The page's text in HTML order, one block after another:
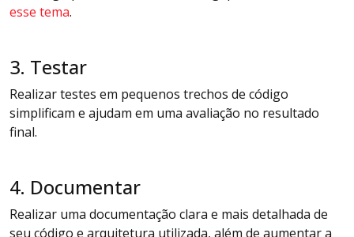
esse tema.
3. Testar
Realizar testes em pequenos trechos de código
simplificam e ajudam em uma avaliação no resultado
final.
4. Documentar
Realizar uma documentação clara e mais detalhada de
seu código e arquitetura utilizada, além de aumentar a